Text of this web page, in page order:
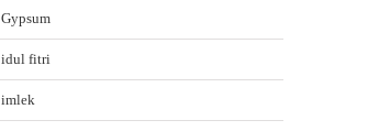
Gypsum
idul fitri
imlek